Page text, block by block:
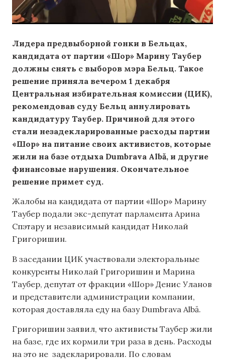
Лидера предвыборной гонки в Бельцах,
кандидата от партии «Шор» Марину Таубер
должны снять с выборов мэра Бельц. Такое
решение приняла вечером 1 декабря
Центральная избирательная комиссии (ЦИК),
рекомендовав суду Бельц аннулировать
кандидатуру Таубер. Причиной для этого
стали незадекларированные расходы партии
«Шор» на питание своих активистов, которые
жили на базе отдыха Dumbrava Albă, и другие
финансовые нарушения. Окончательное
решение примет суд.
Жалобы на кандидата от партии «Шор» Марину
Таубер подали экс-депутат парламента Арина
Спэтару и независимый кандидат Николай
Григоришин.
В заседании ЦИК участвовали электоральные
конкуренты Николай Григоришин и Марина
Таубер, депутат от фракции «Шор» Денис Уланов
и представители администрации компании,
которая доставляла еду на базу Dumbrava Albă.
Григоришин заявил, что активисты Таубер жили
на базе, где их кормили три раза в день. Расходы
на это не задекларировали. По словам